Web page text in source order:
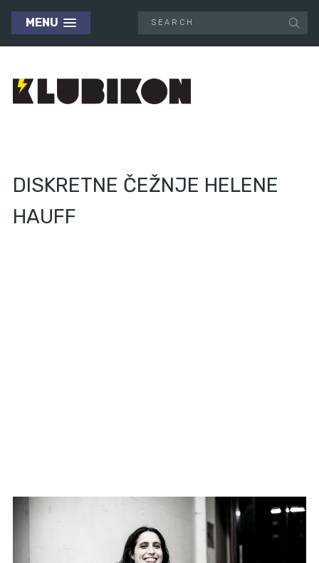
MENU
DISKRETNE ČEŽNJE HELENE
HAUFF